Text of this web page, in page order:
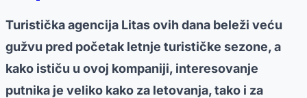
Turistička agencija Litas ovih dana beleži veću
gužvu pred početak letnje turističke sezone, a
kako ističu u ovoj kompaniji, interesovanje
putnika je veliko kako za letovanja, tako i za